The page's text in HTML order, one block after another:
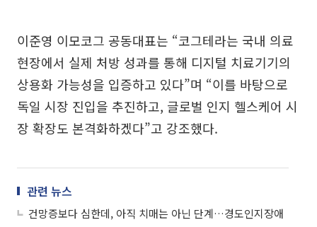
이준영 이모코그 공동대표는 “코그테라는 국내 의료
현장에서 실제 처방 성과를 통해 디지털 치료기기의
상용화 가능성을 입증하고 있다”며 “이를 바탕으로
독일 시장 진입을 추진하고, 글로벌 인지 헬스케어 시
장 확장도 본격화하겠다”고 강조했다.
관련 뉴스
건망증보다 심한데, 아직 치매는 아닌 단계…경도인지장애